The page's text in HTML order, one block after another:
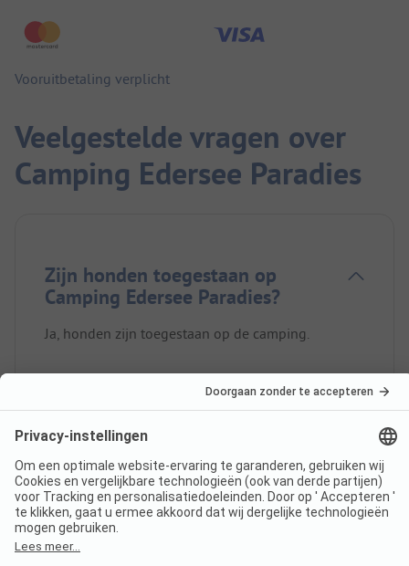
Vooruitbetaling verplicht
Veelgestelde vragen over
Camping Edersee Paradies
Zijn honden toegestaan op
Camping Edersee Paradies?
Ja, honden zijn toegestaan op de camping.
Hoeveel kost een verblijf op
Camping Edersee Paradies?
De prijzen voor Camping Edersee Paradies kunnen
variëren afhankelijk van het verblijf (bijv. gekozen